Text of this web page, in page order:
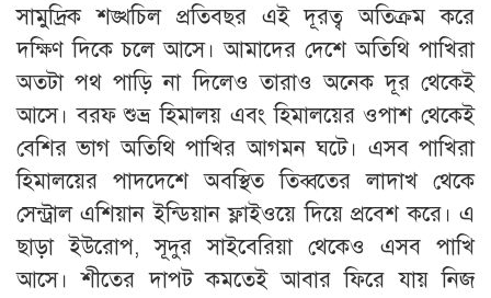
সামুদ্রিক শঙ্খচিল প্রতিবছর এই দূরত্ব অতিক্রম করে
দক্ষিণ দিকে চলে আসে। আমাদের দেশে অতিথি পাখিরা
অতটা পথ পাড়ি না দিলেও তারাও অনেক দূর থেকেই
আসে। বরফ শুভ্র হিমালয় এবং হিমালয়ের ওপাশ থেকেই
বেশির ভাগ অতিথি পাখির আগমন ঘটে। এসব পাখিরা
হিমালয়ের পাদদেশে অবস্থিত তিব্বতের লাদাখ থেকে
সেন্ট্রাল এশিয়ান ইন্ডিয়ান ফ্লাইওয়ে দিয়ে প্রবেশ করে। এ
ছাড়া ইউরোপ, সূদুর সাইবেরিয়া থেকেও এসব পাখি
আসে। শীতের দাপট কমতেই আবার ফিরে যায় নিজ